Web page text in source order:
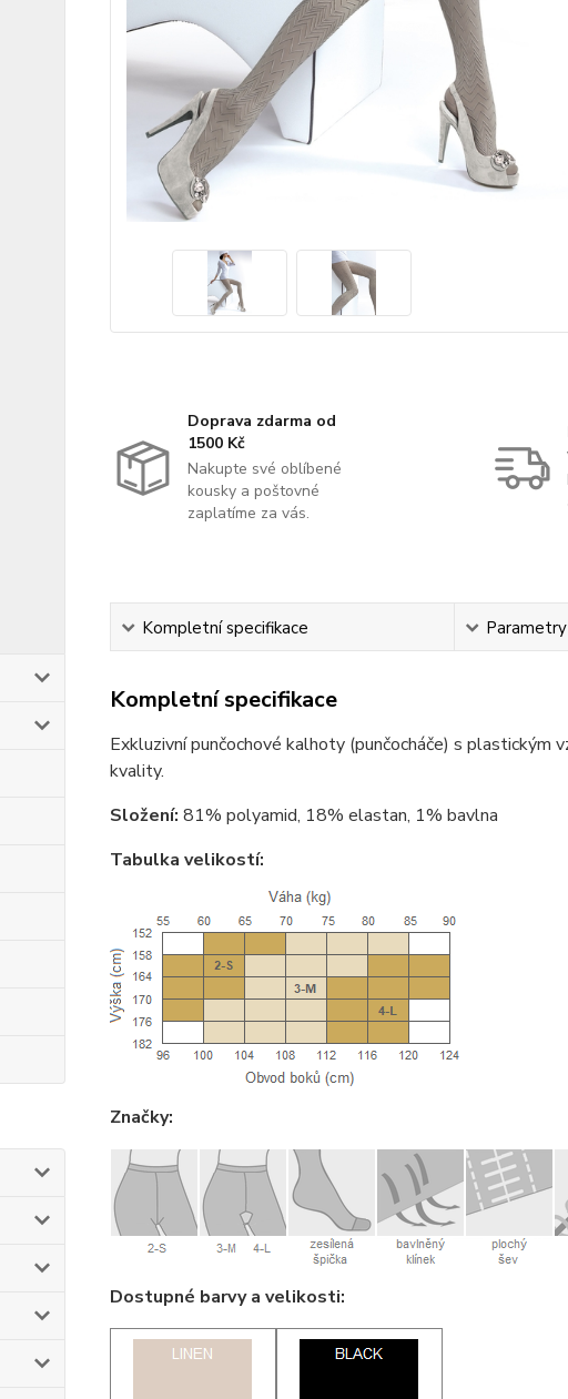
Doprava zdarma od
1500 Kč
Nakupte své oblíbené
kousky a poštovné
zaplatíme za vás.
Kompletní specifikace Parametry
Kompletní specifikace
Exkluzivní punčochové kalhoty (punčocháče) s
kvality.
Složení: 81% polyamid, 18% elastan, 1% bavlna
Tabulka velikostí:
Značky:
Dostupné barvy a velikosti: